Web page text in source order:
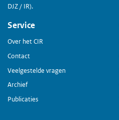
DJZ / IR).
Service
Over het CIR
Contact
Veelgestelde vragen
Archief
Publicaties